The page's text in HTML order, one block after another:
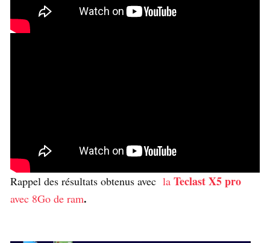
Rappel des résultats obtenus avec la Teclast X5 pro
avec 8Go de ram.